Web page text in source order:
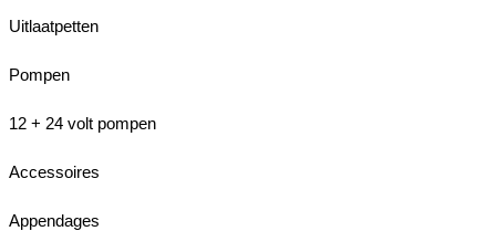
Uitlaatpetten
Pompen
12 + 24 volt pompen
Accessoires
Appendages